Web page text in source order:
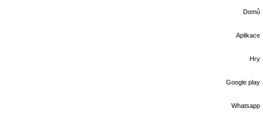
Domů
Aplikace
Hry
Google play
Whatsapp